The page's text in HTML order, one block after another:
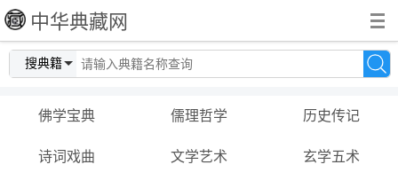
中华典藏网
搜典籍
佛学宝典 儒理哲学 历史传记
诗词戏曲 文学艺术 玄学五术